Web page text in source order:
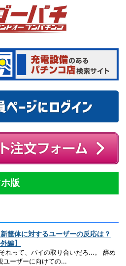
版
筐体に対するユーザーの反応は？
編】
れって、パイの取り合いだろ...。 辞め
ユーザーに向けての...